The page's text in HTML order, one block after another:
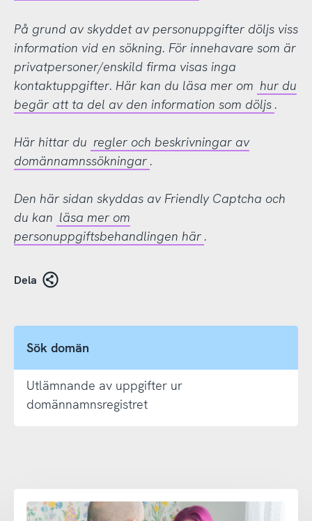
På grund av skyddet av personuppgifter döljs viss
information vid en sökning. För innehavare som är
privatpersoner/enskild firma visas inga
kontaktuppgifter. Här kan du läsa mer om hur du
begär att ta del av den information som döljs .
Här hittar du regler och beskrivningar av
domännamnssökningar .
Den här sidan skyddas av Friendly Captcha och
du kan läsa mer om
personuppgiftsbehandlingen här .
Dela
Sök domän
Utlämnande av uppgifter ur
domännamnsregistret